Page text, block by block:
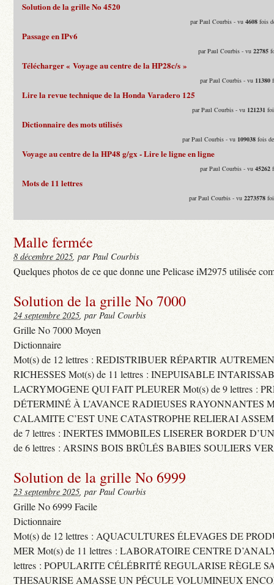
Solution de la grille No 4520
par Paul Courbis - vu4608 fois
Passage en IPv6
par Paul Courbis - vu22785
Télécharger « Voyage au centre de la HP28c/s »
par Paul Courbis - vu 11380
Lire la revue technique de la Honda Varadero 125
par Paul Courbis - vu 121231
Dictionnaire des mots utilisés
par Paul Courbis - vu 109038 fois
Voyage au centre de la HP48 g/gx - Lire le ligne en ligne
par Paul Courbis - vu45262
Mots de 11 lettres
par Paul Courbis - vu2273578
Malle fermée
8 décembre 2025, par Paul Courbis
Quelques photos de ce que donne une Pelicase iM2975 utilisée
Solution de la grille No 7000
24 septembre 2025, par Paul Courbis
Grille No 7000 Moyen
Dictionnaire
Mot(s) de 12 lettres : REDISTRIBUER RÉPARTIR
RICHESSES Mot(s) de 11 lettres : INEPUISABLE
LACRYMOGENE QUI FAIT PLEURER Mot(s) de 9 lettres :
DÉTERMINÉ À L’AVANCE RADIEUSES RAYONNANTES
CALAMITE C’EST UNE CATASTROPHE RELIERAI
de 7 lettres : INERTES IMMOBILES LISERER BORDER
de 6 lettres : ARSINS BOIS BRÛLÉS BABIES SOULIERS
Solution de la grille No 6999
23 septembre 2025, par Paul Courbis
Grille No 6999 Facile
Dictionnaire
Mot(s) de 12 lettres : AQUACULTURES ÉLEVAGES DE
MER Mot(s) de 11 lettres : LABORATOIRE CENTRE
lettres : POPULARITE CÉLÉBRITÉ REGULARISE RÈGLE
THESAURISE AMASSE UN PÉCULE VOLUMINEUX